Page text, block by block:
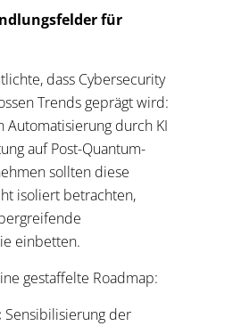
für
dass Cybersecurity
Trends geprägt wird:
Automatisierung durch KI
auf Post-Quantum-
sollten diese
isoliert betrachten,
einbetten.
gestaffelte Roadmap:
Sensibilisierung der